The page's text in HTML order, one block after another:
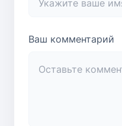
Ваш комментарий